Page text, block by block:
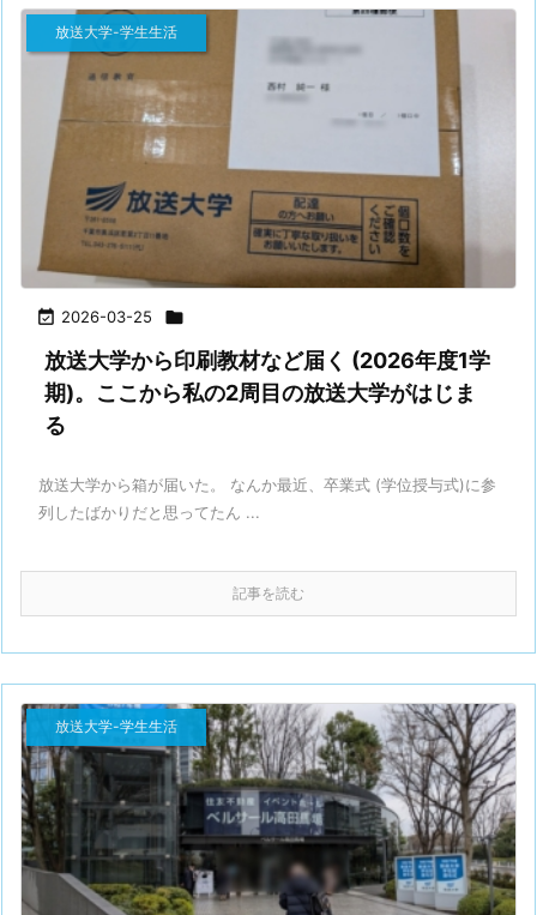
 2026-03-25 
放送大学-学生生活
放送大学から印刷教材など届く (2026年度1学
期)。ここから私の2周目の放送大学がはじま
る
放送大学から箱が届いた。 なんか最近、卒業式 (学位授与式)に参
列したばかりだと思ってたん ...
記事を読む
放送大学-学生生活